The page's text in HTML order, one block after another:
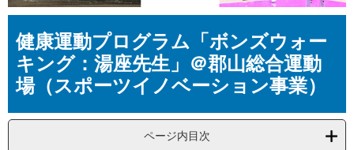
文健康運動プログラム「ボンズウォー
キング：湯座先生」＠郡山総合運動
場（スポーツイノベーション事業）
ページ内目次